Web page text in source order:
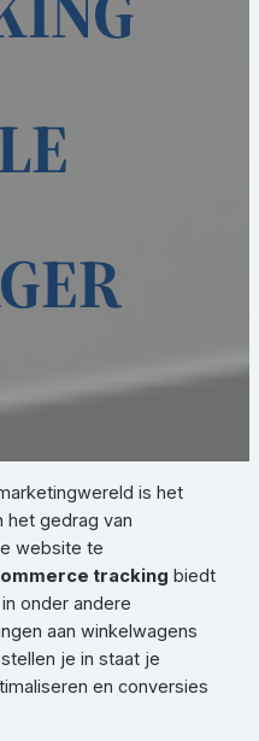
is het
het gedrag van
website te
tracking biedt
onder andere
aan winkelwagens
je in staat je
en conversies